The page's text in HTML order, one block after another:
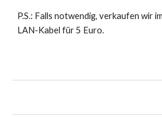
P.S.: Falls notwendig, verkaufen wir
LAN-Kabel für 5 Euro.